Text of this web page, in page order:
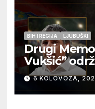
BIH I REGIJA LJUBUŠKI
Drugi
Vukšić”
12.6 KOLOVOZA,